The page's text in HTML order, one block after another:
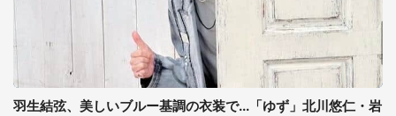
羽生結弦、美しいブルー基調の衣装で...「ゆず」北川悠仁・岩